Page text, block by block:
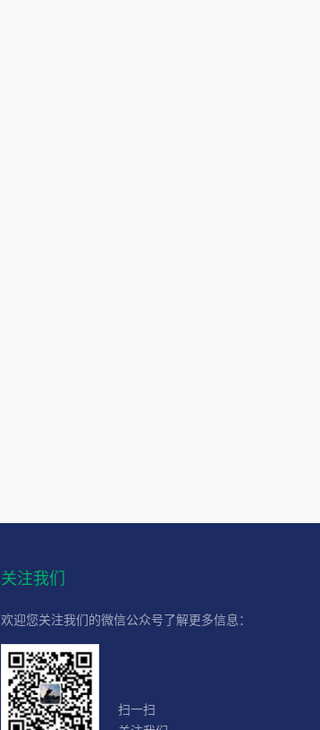
关注我们
欢迎您关注我们的微信公众号了解更多信息：
扫一扫